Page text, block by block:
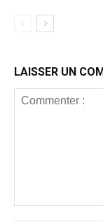
LAISSER UN